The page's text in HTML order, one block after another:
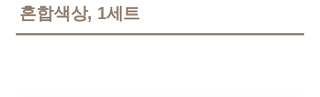
혼합색상, 1세트